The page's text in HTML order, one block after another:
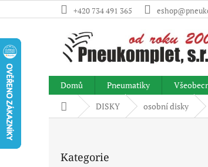
na
+420 734 491 365
Domů Pneumatiky
Domů DISKY osobní disky
kategorie
Kategorie